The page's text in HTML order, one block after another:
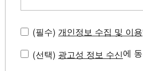
(필수) 개인정보 수집 및 이용
(선택) 광고성 정보 수신에